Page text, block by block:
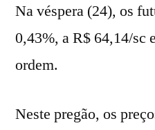
Na véspera (24), os
0,43%, a R$ 64,14/sc
ordem.
Neste pregão, os